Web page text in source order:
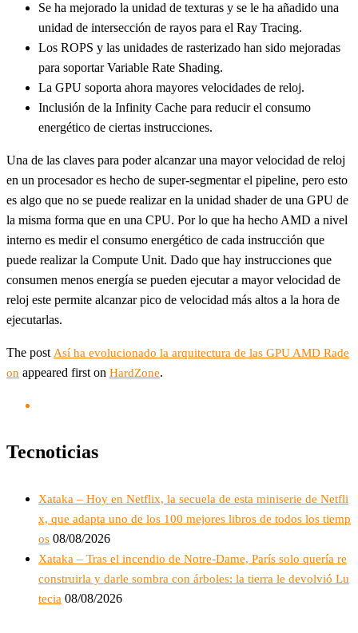
Se ha mejorado la unidad de texturas y se le ha añadido una
unidad de intersección de rayos para el Ray Tracing.
Los ROPS y las unidades de rasterizado han sido mejoradas
para soportar Variable Rate Shading.
La GPU soporta ahora mayores velocidades de reloj.
Inclusión de la Infinity Cache para reducir el consumo
energético de ciertas instrucciones.
Una de las claves para poder alcanzar una mayor velocidad de reloj
en un procesador es hecho de super-segmentar el pipeline, pero esto
es algo que no se puede realizar en la unidad shader de una GPU de
la misma forma que en una CPU. Por lo que ha hecho AMD a nivel
interno es medir el consumo energético de cada instrucción que
puede realizar la Compute Unit. Dado que hay instrucciones que
consumen menos energía se pueden ejecutar a mayor velocidad de
reloj este permite alcanzar pico de velocidad más altos a la hora de
ejecutarlas.
The post Así ha evolucionado la arquitectura de las GPU AMD Rade
on appeared first on HardZone.
Tecnoticias
Xataka – Hoy en Netflix, la secuela de esta miniserie de Netfli
x, que adapta uno de los 100 mejores libros de todos los tiemp
os 08/08/2026
Xataka – Tras el incendio de Notre-Dame, París solo quería re
construirla y darle sombra con árboles: la tierra le devolvió Lu
tecia 08/08/2026